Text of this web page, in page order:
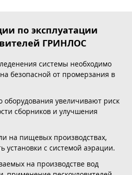
по эксплуатации
ГРИНЛОС
системы необходимо
безопасной от промерзания в
оборудования увеличивают риск
сборников и улучшения
на пищевых производствах,
установки с системой аэрации.
на производстве вод